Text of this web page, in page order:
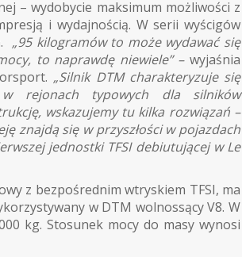
– wydobycie maksimum możliwości z
i wydajnością. W serii wyścigów
„95 kilogramów to może wydawać się
to naprawdę niewiele” –wyjaśnia
„Silnik DTM charakteryzuje się
rejonach typowych dla silników
wskazujemy tu kilka rozwiązań –
znajdą się w przyszłości w pojazdach
jednostki TFSI debiutującej w Le
z bezpośrednim wtryskiem TFSI, ma
w DTM wolnossący V8. W
kg. Stosunek mocy do masy wynosi